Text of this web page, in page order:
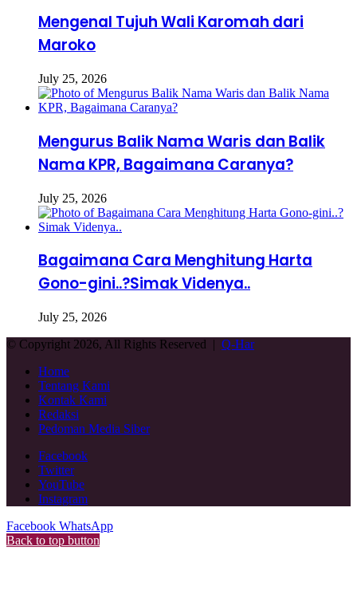
Mengenal Tujuh Wali Karomah dari
Maroko
July 25, 2026
Mengurus Balik Nama Waris dan Balik
Nama KPR, Bagaimana Caranya?
July 25, 2026
Bagaimana Cara Menghitung Harta
Gono-gini..?Simak Videnya..
July 25, 2026
© Copyright 2026, All Rights Reserved | Q-Har
Home
Tentang Kami
Kontak Kami
Redaksi
Pedoman Media Siber
Facebook
Twitter
YouTube
Instagram
Facebook WhatsApp
Back to top button